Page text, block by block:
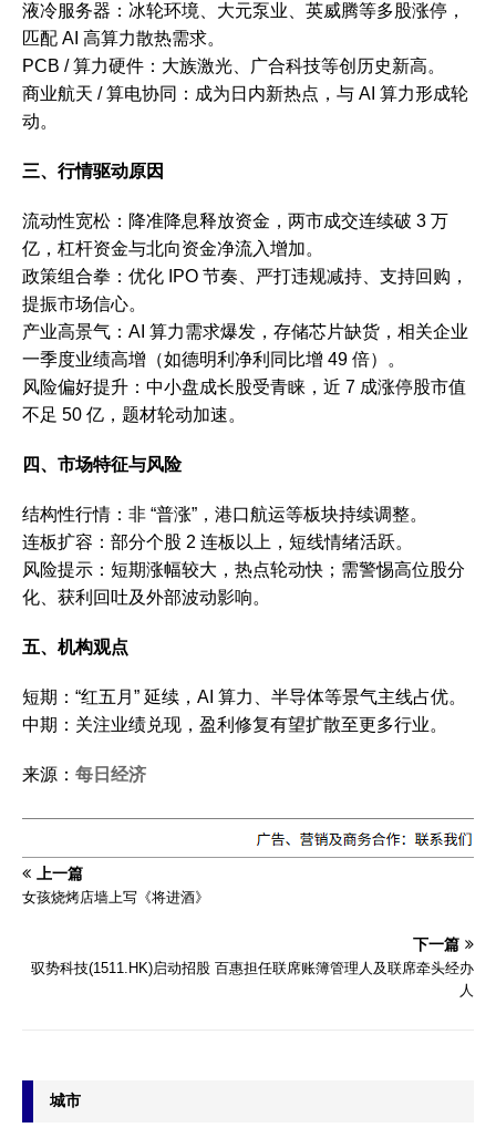
液冷服务器：冰轮环境、大元泵业、英威腾等多股涨停，
匹配 AI 高算力散热需求。
PCB / 算力硬件：大族激光、广合科技等创历史新高。
商业航天 / 算电协同：成为日内新热点，与 AI 算力形成轮
动。
三、行情驱动原因
流动性宽松：降准降息释放资金，两市成交连续破 3 万
亿，杠杆资金与北向资金净流入增加。
政策组合拳：优化 IPO 节奏、严打违规减持、支持回购，
提振市场信心。
产业高景气：AI 算力需求爆发，存储芯片缺货，相关企业
一季度业绩高增（如德明利净利同比增 49 倍）。
风险偏好提升：中小盘成长股受青睐，近 7 成涨停股市值
不足 50 亿，题材轮动加速。
四、市场特征与风险
结构性行情：非 “普涨”，港口航运等板块持续调整。
连板扩容：部分个股 2 连板以上，短线情绪活跃。
风险提示：短期涨幅较大，热点轮动快；需警惕高位股分
化、获利回吐及外部波动影响。
五、机构观点
短期：“红五月” 延续，AI 算力、半导体等景气主线占优。
中期：关注业绩兑现，盈利修复有望扩散至更多行业。
来源： 每日经济
上一篇
女孩烧烤店墙上写《将进酒》
下一篇
驭势科技(1511.HK)启动招股 百惠担任联席账簿管理人及联席牵头经办
人
城市